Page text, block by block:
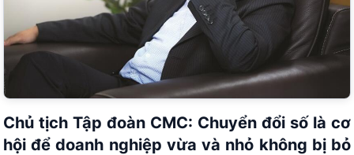
Chủ tịch Tập đoàn CMC: Chuyển đổi số là cơ
hội để doanh nghiệp vừa và nhỏ không bị bỏ